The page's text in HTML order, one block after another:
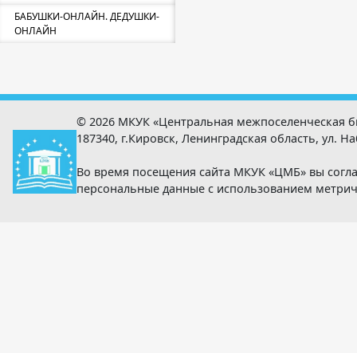
БАБУШКИ-ОНЛАЙН. ДЕДУШКИ-
ОНЛАЙН
© 2026 МКУК «Центральная межпоселенческая
187340, г.Кировск, Ленинградская область, ул.
Во время посещения сайта МКУК «ЦМБ» вы
персональные данные с использованием